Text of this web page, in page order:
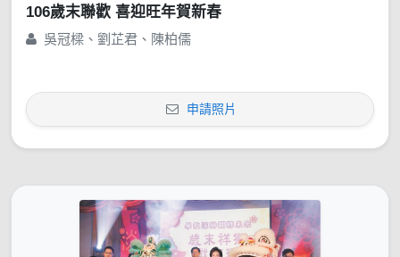
106歲末聯歡 喜迎旺年賀新春
吳冠樑、劉芷君、陳柏儒
申請照片